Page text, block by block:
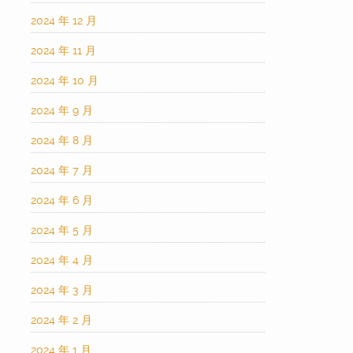
2024 年 12 月
2024 年 11 月
2024 年 10 月
2024 年 9 月
2024 年 8 月
2024 年 7 月
2024 年 6 月
2024 年 5 月
2024 年 4 月
2024 年 3 月
2024 年 2 月
2024 年 1 月